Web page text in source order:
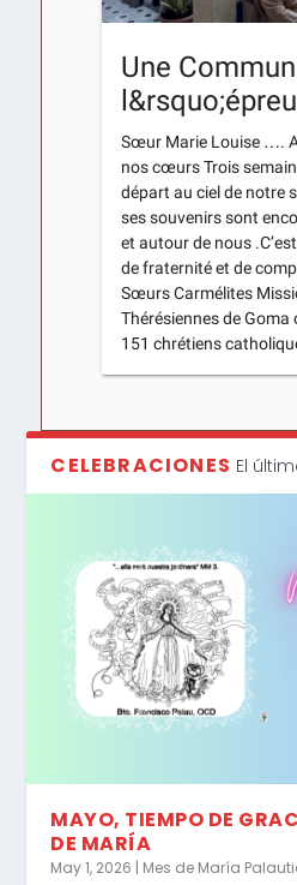
CELEBRACIONES El
MAYO, TIEMPO DE
DE MARÍA
May 1, 2026 | Mes de María